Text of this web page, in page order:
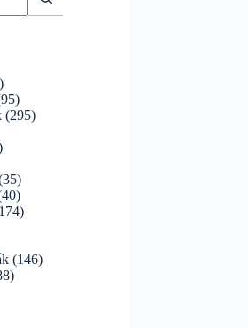
(295)
(146)